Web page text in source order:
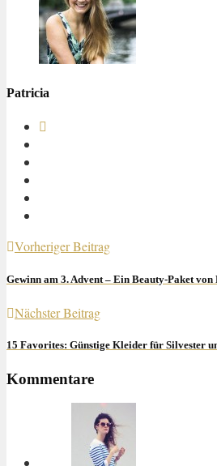
Patricia
Vorheriger Beitrag
Gewinn am 3. Advent – Ein Beauty-Paket von
Nächster Beitrag
15 Favorites: Günstige Kleider für Silvester
Kommentare